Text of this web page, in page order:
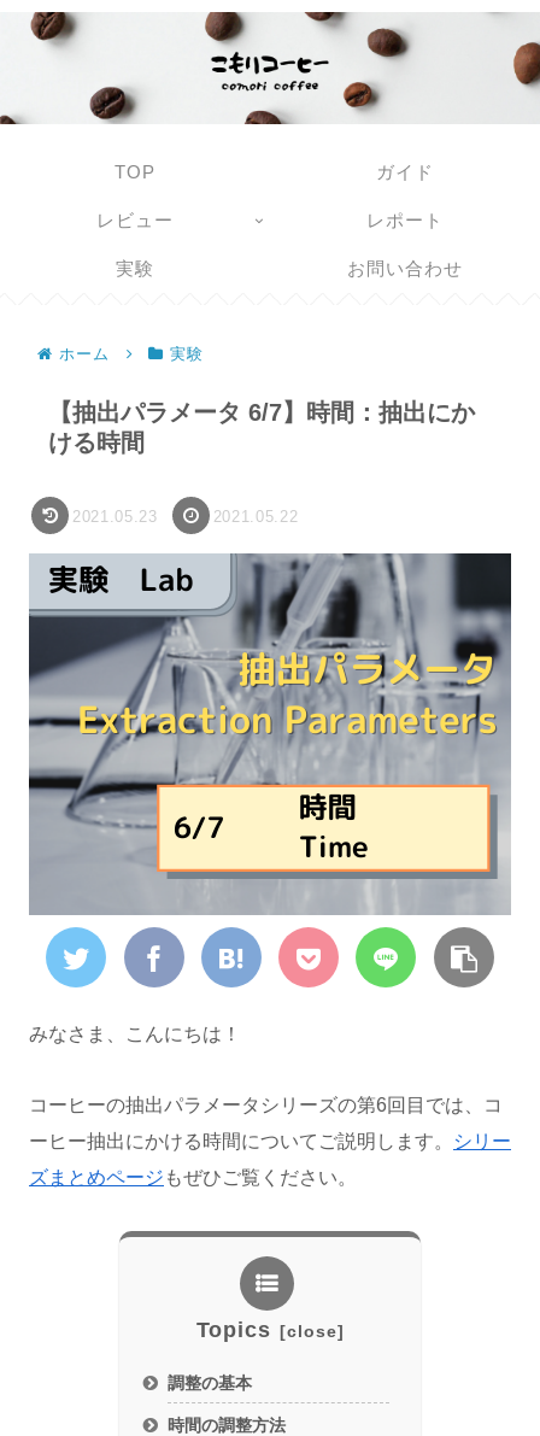
TOP ガイド
レビュー レポート
実験 お問い合わせ
ホーム 実験
【抽出パラメータ 6/7】時間：抽出にか
ける時間
2021.05.23 2021.05.22
みなさま、こんにちは！
コーヒーの抽出パラメータシリーズの第6回目では、コ
ーヒー抽出にかける時間についてご説明します。
シリー
ズまとめページ もぜひご覧ください。
Topics
調整の基本
時間の調整方法